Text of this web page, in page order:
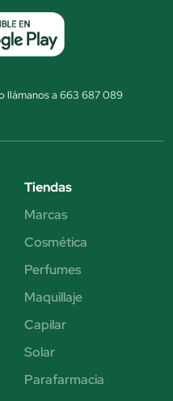
llámanos a 663 687 089
Tiendas
Marcas
Cosmética
Perfumes
Maquillaje
Capilar
Solar
Parafarmacia